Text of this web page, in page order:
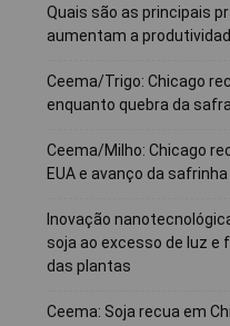
Quais são as principais
aumentam a
Ceema/Trigo: Chicago
enquanto quebra da
Ceema/Milho: Chicago
EUA e avanço da
Inovação
soja ao excesso de luz e
das plantas
Ceema: Soja recua em